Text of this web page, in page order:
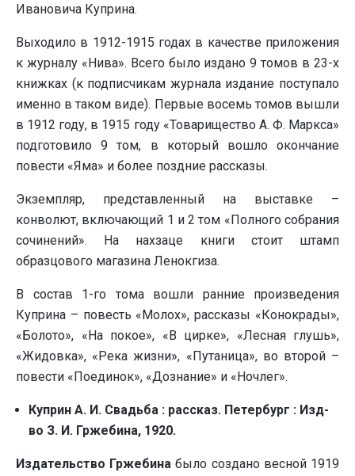
Ивановича Куприна.
Выходило в 1912-1915 годах в качестве приложения
к журналу «Нива». Всего было издано 9 томов в 23-х
книжках (к подписчикам журнала издание поступало
именно в таком виде). Первые восемь томов вышли
в 1912 году, в 1915 году «Товарищество А. Ф. Маркса»
подготовило 9 том, в который вошло окончание
повести «Яма» и более поздние рассказы.
Экземпляр, представленный на выставке –
конволют, включающий 1 и 2 том «Полного собрания
сочинений». На нахзаце книги стоит штамп
образцового магазина Ленокгиза.
В состав 1-го тома вошли ранние произведения
Куприна – повесть «Молох», рассказы «Конокрады»,
«Болото», «На покое», «В цирке», «Лесная глушь»,
«Жидовка», «Река жизни», «Путаница», во второй –
повести «Поединок», «Дознание» и «Ночлег».
Куприн А. И. Свадьба : рассказ. Петербург : Изд-
во З. И. Гржебина, 1920.
Издательство Гржебина было создано весной 1919